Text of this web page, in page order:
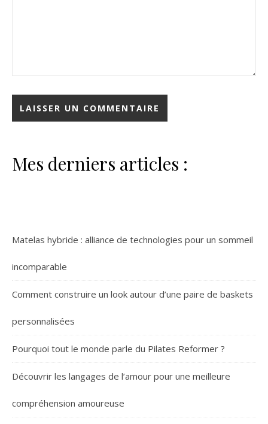
Mes derniers articles :
Matelas hybride : alliance de technologies pour un sommeil
incomparable
Comment construire un look autour d’une paire de baskets
personnalisées
Pourquoi tout le monde parle du Pilates Reformer ?
Découvrir les langages de l’amour pour une meilleure
compréhension amoureuse